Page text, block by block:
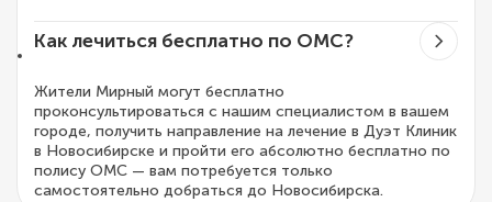
Как лечиться бесплатно по ОМС?
Жители Мирный могут бесплатно
проконсультироваться с нашим специалистом в вашем
городе, получить направление на лечение в Дуэт Клиник
в Новосибирске и пройти его абсолютно бесплатно по
полису ОМС — вам потребуется только
самостоятельно добраться до Новосибирска.